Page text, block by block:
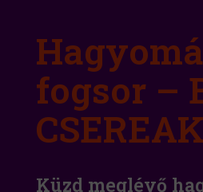
fogsor –
Küzd meglévő